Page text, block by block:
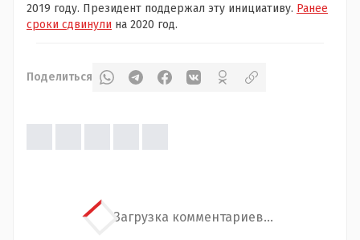
2019 году. Президент поддержал эту инициативу. Ранее
сроки сдвинули на 2020 год.
Поделиться
Загрузка комментариев...